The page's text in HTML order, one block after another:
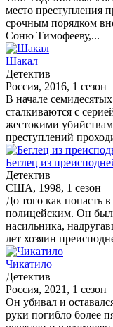
место преступления
срочным порядком
Соню Тимофееву,...
Шакал
Детектив
Россия, 2016, 1 сезон
В начале
сталкиваются с
жестокими
преступлений
Беглец из
Детектив
США, 1998, 1 сезон
До того как попасть
полицейским. Он был
насильника,
лет хозяин
Чикатило
Детектив
Россия, 2021, 1 сезон
Он убивал и
руки погибло более